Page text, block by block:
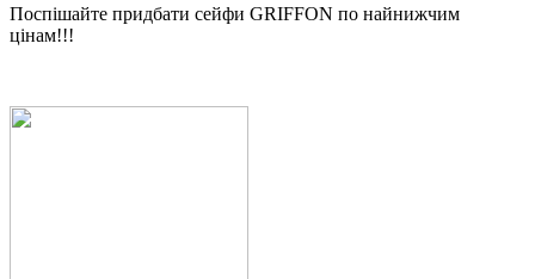
Поспішайте придбати сейфи GRIFFON по найнижчим
цінам!!!